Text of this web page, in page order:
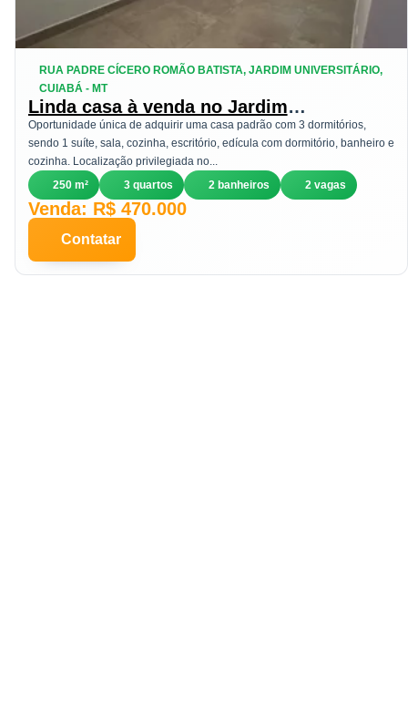
RUA PADRE CÍCERO ROMÃO BATISTA, JARDIM UNIVERSITÁRIO,
CUIABÁ - MT
Linda casa à venda no Jardim
Universitário em Cuiabá
Oportunidade única de adquirir uma casa padrão com 3 dormitórios,
sendo 1 suíte, sala, cozinha, escritório, edícula com dormitório, banheiro e
cozinha. Localização privilegiada no...
250 m²
3 quartos 2 banheiros 2 vagas
Venda: R$ 470.000
Contatar